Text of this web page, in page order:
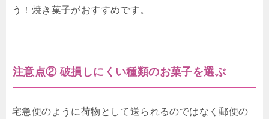
う！焼き菓子がおすすめです。
注意点② 破損しにくい種類のお菓子を選ぶ
宅急便のように荷物として送られるのではなく郵便の